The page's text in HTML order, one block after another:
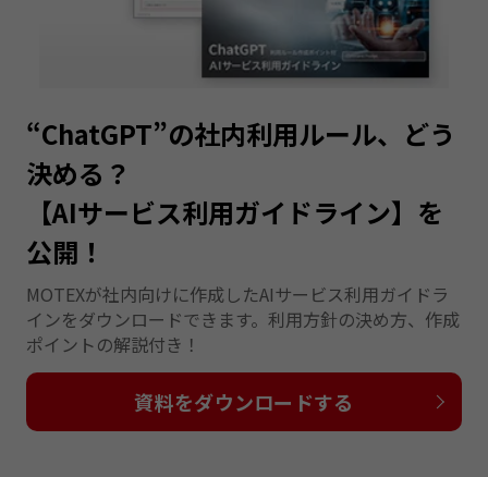
“ChatGPT”の社内利用ルール、どう
決める？
【AIサービス利用ガイドライン】を
公開！
MOTEXが社内向けに作成したAIサービス利用ガイドラ
インをダウンロードできます。利用方針の決め方、作成
ポイントの解説付き！
資料をダウンロードする